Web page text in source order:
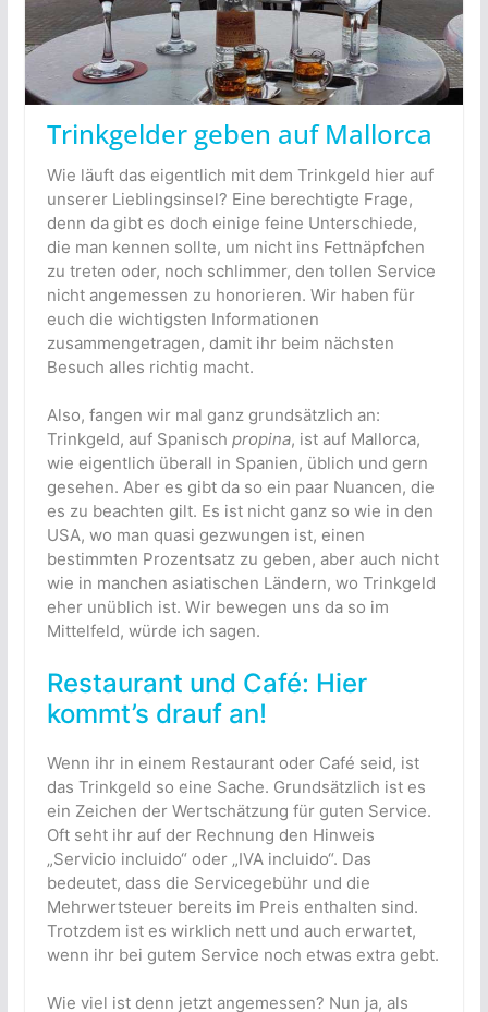
Trinkgelder geben auf Mallorca
Wie läuft das eigentlich mit dem Trinkgeld hier auf
unserer Lieblingsinsel? Eine berechtigte Frage,
denn da gibt es doch einige feine Unterschiede,
die man kennen sollte, um nicht ins Fettnäpfchen
zu treten oder, noch schlimmer, den tollen Service
nicht angemessen zu honorieren. Wir haben für
euch die wichtigsten Informationen
zusammengetragen, damit ihr beim nächsten
Besuch alles richtig macht.
Also, fangen wir mal ganz grundsätzlich an:
Trinkgeld, auf Spanisch propina, ist auf Mallorca,
wie eigentlich überall in Spanien, üblich und gern
gesehen. Aber es gibt da so ein paar Nuancen, die
es zu beachten gilt. Es ist nicht ganz so wie in den
USA, wo man quasi gezwungen ist, einen
bestimmten Prozentsatz zu geben, aber auch nicht
wie in manchen asiatischen Ländern, wo Trinkgeld
eher unüblich ist. Wir bewegen uns da so im
Mittelfeld, würde ich sagen.
Restaurant und Café: Hier
kommt’s drauf an!
Wenn ihr in einem Restaurant oder Café seid, ist
das Trinkgeld so eine Sache. Grundsätzlich ist es
ein Zeichen der Wertschätzung für guten Service.
Oft seht ihr auf der Rechnung den Hinweis
„Servicio incluido“ oder „IVA incluido“. Das
bedeutet, dass die Servicegebühr und die
Mehrwertsteuer bereits im Preis enthalten sind.
Trotzdem ist es wirklich nett und auch erwartet,
wenn ihr bei gutem Service noch etwas extra gebt.
Wie viel ist denn jetzt angemessen? Nun ja, als